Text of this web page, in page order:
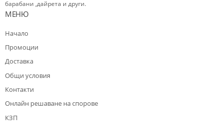
барабани ,дайрета и други.
МЕНЮ
Начало
Промоции
Доставка
Общи условия
Контакти
Oнлайн решаване на спорове
КЗП